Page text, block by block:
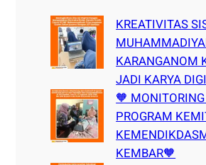
KREATIVITAS
KARANGANOM
JADI KARYA
🧡
PROGRAM
KEMBAR🧡